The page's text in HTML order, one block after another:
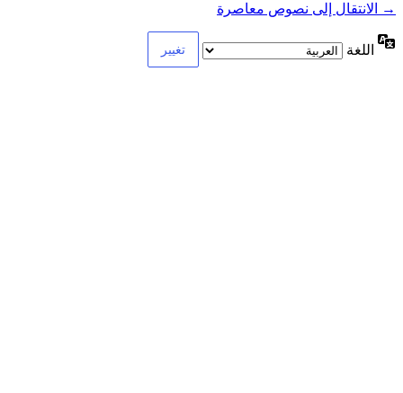
→ الانتقال إلى نصوص معاصرة
اللغة